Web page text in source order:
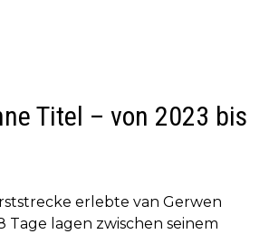
Titel – von 2023 bis
erlebte van Gerwen
Tage lagen zwischen seinem